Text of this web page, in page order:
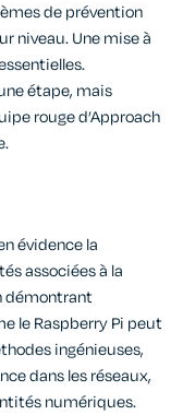
de prévention
niveau. Une mise à
étape, mais
rouge d’Approach
évidence la
associées à la
démontrant
le Raspberry Pi peut
ingénieuses,
dans les réseaux,
numériques.